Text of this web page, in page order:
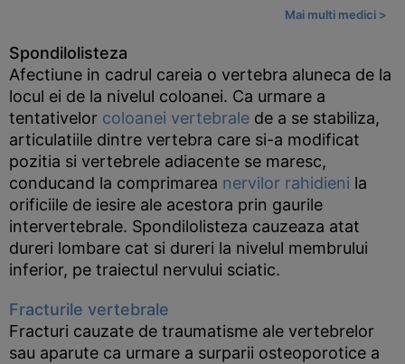
Mai multi medici >
Spondilolisteza
Afectiune in cadrul careia o vertebra aluneca de la
locul ei de la nivelul coloanei. Ca urmare a
tentativelor coloanei vertebrale de a se stabiliza,
articulatiile dintre vertebra care si-a modificat
pozitia si vertebrele adiacente se maresc,
conducand la comprimarea nervilor rahidieni la
orificiile de iesire ale acestora prin gaurile
intervertebrale. Spondilolisteza cauzeaza atat
dureri lombare cat si dureri la nivelul membrului
inferior, pe traiectul nervului sciatic.
Fracturile vertebrale
Fracturi cauzate de traumatisme ale vertebrelor
sau aparute ca urmare a surparii osteoporotice a